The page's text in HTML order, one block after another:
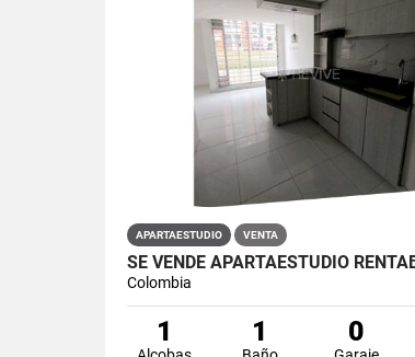
APARTAESTUDIO VENTA
Colombia
1 1 0